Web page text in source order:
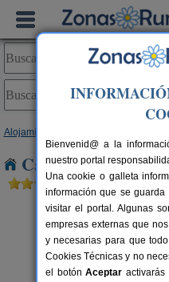
Alojamientos
Casas Rurales
Bienvenid@ a la
nuestro portal
Una cookie o galleta
información que se
visitar el portal. Algunas
empresas externas que
y necesarias para que
Cookies Técnicas y no
el botónAceptar